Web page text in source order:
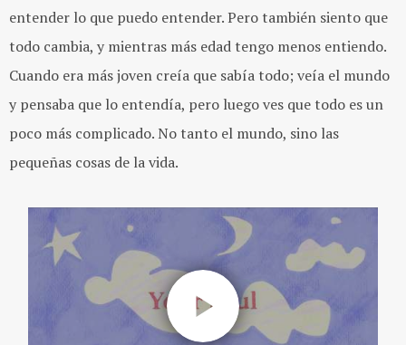
entender lo que puedo entender. Pero también siento que
todo cambia, y mientras más edad tengo menos entiendo.
Cuando era más joven creía que sabía todo; veía el mundo
y pensaba que lo entendía, pero luego ves que todo es un
poco más complicado. No tanto el mundo, sino las
pequeñas cosas de la vida.